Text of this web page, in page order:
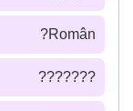
Român?
???????